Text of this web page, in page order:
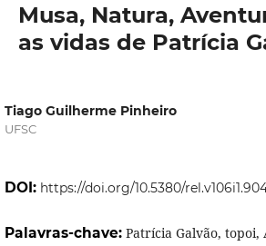
Musa, Natura,
as vidas de Patrícia
Tiago Guilherme Pinheiro
UFSC
DOI: https://doi.org/10.5380/
Palavras-chave: Patrícia Galvão, topoi,